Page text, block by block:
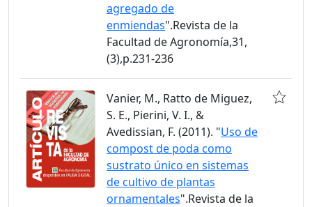
agregado de
enmiendas".Revista de la
Facultad de Agronomía,31,
(3),p.231-236
Vanier, M., Ratto de Miguez,
S. E., Pierini, V. I., &
Avedissian, F. (2011). "Uso de
compost de poda como
sustrato único en sistemas
de cultivo de plantas
ornamentales".Revista de la